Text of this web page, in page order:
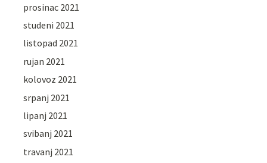
prosinac 2021
studeni 2021
listopad 2021
rujan 2021
kolovoz 2021
srpanj 2021
lipanj 2021
svibanj 2021
travanj 2021